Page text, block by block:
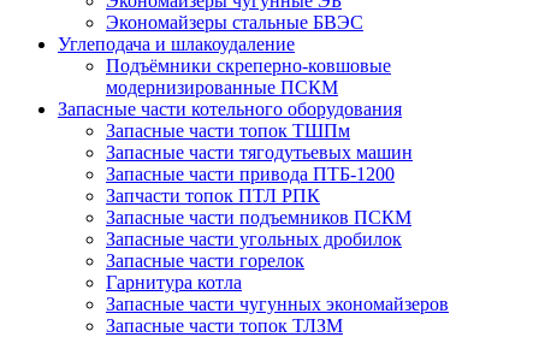
Экономайзеры стальные БВЭС
Углеподача и шлакоудаление
Подъёмники скреперно-ковшовые
модернизированные ПСКМ
Запасные части котельного оборудования
Запасные части топок ТШПм
Запасные части тягодутьевых машин
Запасные части привода ПТБ-1200
Запчасти топок ПТЛ РПК
Запасные части подъемников ПСКМ
Запасные части угольных дробилок
Запасные части горелок
Гарнитура котла
Запасные части чугунных экономайзеров
Запасные части топок ТЛЗМ